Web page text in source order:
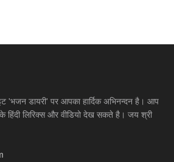
'भजन डायरी' पर आपका हार्दिक अभिनन्दन है। आप
हिंदी लिरिक्स और वीडियो देख सकते है। जय श्री